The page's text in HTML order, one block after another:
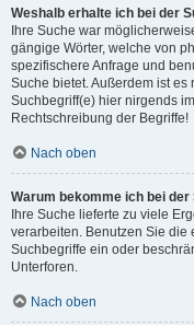
Weshalb erhalte ich bei der
Ihre Suche war
gängige Wörter, welche von
spezifischere Anfrage und
Suche bietet. Außerdem ist
Suchbegriff(e) hier nirgends
Rechtschreibung der Begriffe!
Nach oben
Warum bekomme ich bei
Ihre Suche lieferte zu viele
verarbeiten. Benutzen Sie die
Suchbegriffe ein oder
Unterforen.
Nach oben